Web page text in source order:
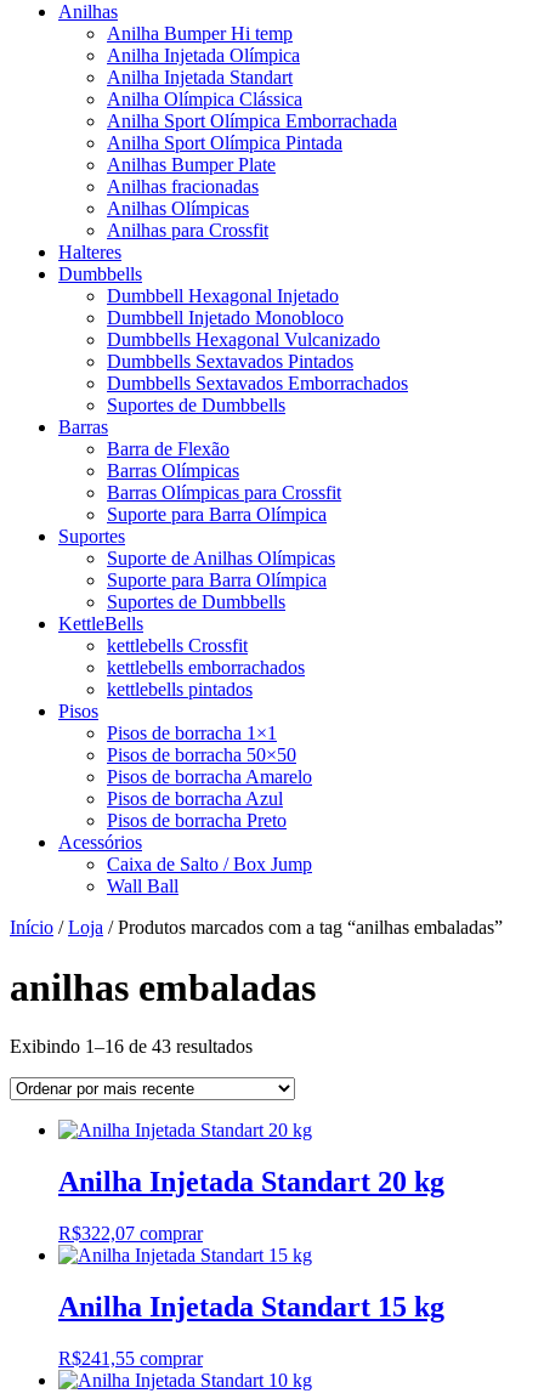
Anilhas
Anilha Bumper Hi temp
Anilha Injetada Olímpica
Anilha Injetada Standart
Anilha Olímpica Clássica
Anilha Sport Olímpica Emborrachada
Anilha Sport Olímpica Pintada
Anilhas Bumper Plate
Anilhas fracionadas
Anilhas Olímpicas
Anilhas para Crossfit
Halteres
Dumbbells
Dumbbell Hexagonal Injetado
Dumbbell Injetado Monobloco
Dumbbells Hexagonal Vulcanizado
Dumbbells Sextavados Pintados
Dumbbells Sextavados Emborrachados
Suportes de Dumbbells
Barras
Barra de Flexão
Barras Olímpicas
Barras Olímpicas para Crossfit
Suporte para Barra Olímpica
Suportes
Suporte de Anilhas Olímpicas
Suporte para Barra Olímpica
Suportes de Dumbbells
KettleBells
kettlebells Crossfit
kettlebells emborrachados
kettlebells pintados
Pisos
Pisos de borracha 1×1
Pisos de borracha 50×50
Pisos de borracha Amarelo
Pisos de borracha Azul
Pisos de borracha Preto
Acessórios
Caixa de Salto / Box Jump
Wall Ball
Início /Loja / Produtos marcados com a tag “anilhas embaladas”
anilhas embaladas
Exibindo 1–16 de 43 resultadosClassificado
mais
Anilha Injetada Standart 20 kg
R$322,07 comprar
Anilha Injetada Standart 15 kg
R$241,55 comprar